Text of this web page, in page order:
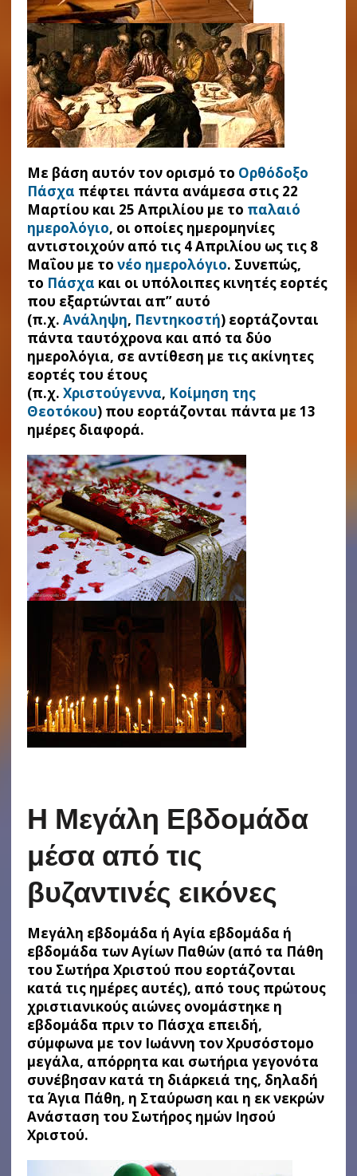
Με βάση αυτόν τον ορισμό το Ορθόδοξο
Πάσχα πέφτει πάντα ανάμεσα στις 22
Μαρτίου και 25 Απριλίου με το παλαιό
ημερολόγιο, οι οποίες ημερομηνίες
αντιστοιχούν από τις 4 Απριλίου ως τις 8
Μαΐου με το νέο ημερολόγιο. Συνεπώς,
το Πάσχα και οι υπόλοιπες κινητές εορτές
που εξαρτώνται απ” αυτό
(π.χ. Ανάληψη, Πεντηκοστή) εορτάζονται
πάντα ταυτόχρονα και από τα δύο
ημερολόγια, σε αντίθεση με τις ακίνητες
εορτές του έτους
(π.χ. Χριστούγεννα, Κοίμηση της
Θεοτόκου) που εορτάζονται πάντα με 13
ημέρες διαφορά.
Η Μεγάλη Εβδομάδα
μέσα από τις
βυζαντινές εικόνες
Μεγάλη εβδομάδα ή Αγία εβδομάδα ή
εβδομάδα των Αγίων Παθών (από τα Πάθη
του Σωτήρα Χριστού που εορτάζονται
κατά τις ημέρες αυτές), από τους πρώτους
χριστιανικούς αιώνες ονομάστηκε η
εβδομάδα πριν το Πάσχα επειδή,
σύμφωνα με τον Ιωάννη τον Χρυσόστομο
μεγάλα, απόρρητα και σωτήρια γεγονότα
συνέβησαν κατά τη διάρκειά της, δηλαδή
τα Άγια Πάθη, η Σταύρωση και η εκ νεκρών
Ανάσταση του Σωτήρος ημών Ιησού
Χριστού.